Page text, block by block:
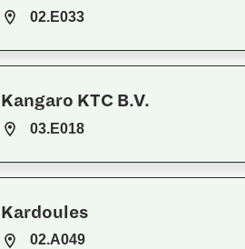
02.E033
Kangaro KTC B.V.
03.E018
Kardoules
02.A049